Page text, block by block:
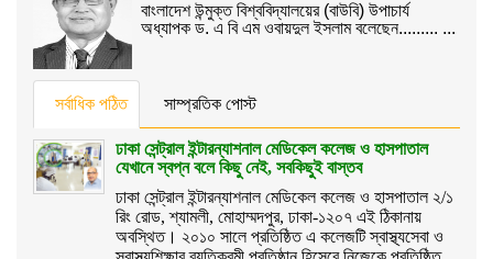
বাংলাদেশ উন্মুক্ত বিশ্ববিদ্যালয়ের (বাউবি) উপাচার্য
অধ্যাপক ড. এ বি এম ওবায়দুল ইসলাম বলেছেন......... ...
সর্বাধিক পঠিত সাম্প্রতিক পোস্ট
ঢাকা সেন্ট্রাল ইন্টারন্যাশনাল মেডিকেল কলেজ ও হাসপাতাল
যেখানে স্বপ্ন বলে কিছু নেই, সবকিছুই বাস্তব
ঢাকা সেন্ট্রাল ইন্টারন্যাশনাল মেডিকেল কলেজ ও হাসপাতাল ২/১
রিং রোড, শ্যামলী, মোহাম্মদপুর, ঢাকা-১২০৭ এই ঠিকানায়
অবস্থিত। ২০১০ সালে প্রতিষ্ঠিত এ কলেজটি স্বাস্থ্যসেবা ও